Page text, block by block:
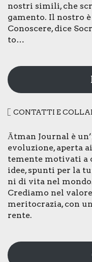
nostri simi­li, che
ga­men­to. Il nostro
Cono­sce­re, dice
to…
CON­TAT­TI E
Ātman Jour­nal è
evo­lu­zio­ne, aper­ta
te­men­te moti­va­ti a
idee, spun­ti per la
ni di vita nel
Cre­dia­mo nel
meri­to­cra­zia, con
ren­te.